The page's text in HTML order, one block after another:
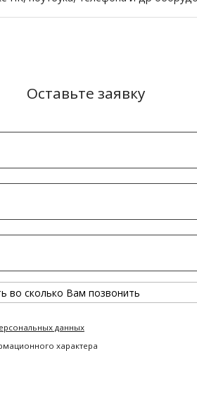
Оставьте заявку
данных
характера